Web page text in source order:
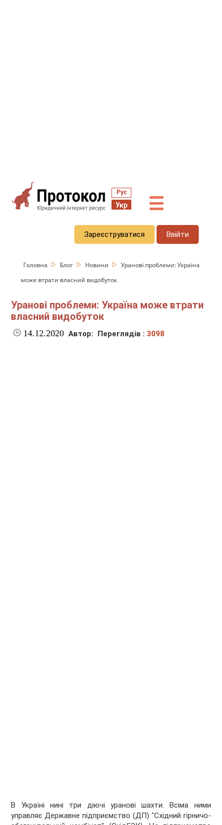
Рус
Укр ☰
Зареєструватися Ввійти
Головна Блог Новини
Уранові проблеми: Україна
може втрати власний видобуток
Уранові проблеми: Україна може втрати
власний видобуток
14.12.2020 Автор: Переглядів : 3098
В Україні нині три діючі уранові шахти. Всіма ними
управляє Державне підприємство (ДП) "Східний гірничо-